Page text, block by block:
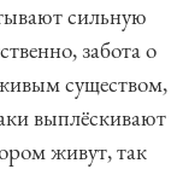
сильную
забота о
существом,
выплёскивают
живут, так